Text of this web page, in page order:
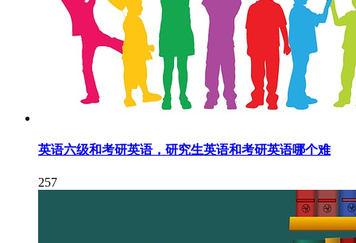
英语六级和考研英语，研究生英语和考研英语哪个难
257